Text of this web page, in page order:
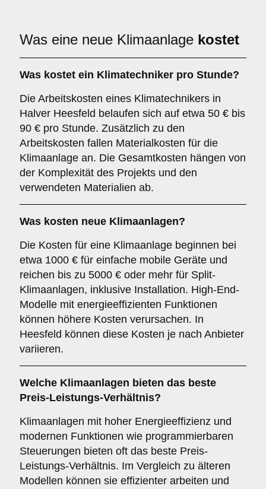
Was eine neue Klimaanlage kostet
Was kostet ein Klimatechniker pro Stunde?
Die Arbeitskosten eines Klimatechnikers in
Halver Heesfeld belaufen sich auf etwa 50 € bis
90 € pro Stunde. Zusätzlich zu den
Arbeitskosten fallen Materialkosten für die
Klimaanlage an. Die Gesamtkosten hängen von
der Komplexität des Projekts und den
verwendeten Materialien ab.
Was kosten neue Klimaanlagen?
Die Kosten für eine Klimaanlage beginnen bei
etwa 1000 € für einfache mobile Geräte und
reichen bis zu 5000 € oder mehr für Split-
Klimaanlagen, inklusive Installation. High-End-
Modelle mit energieeffizienten Funktionen
können höhere Kosten verursachen. In
Heesfeld können diese Kosten je nach Anbieter
variieren.
Welche Klimaanlagen bieten das beste
Preis-Leistungs-Verhältnis?
Klimaanlagen mit hoher Energieeffizienz und
modernen Funktionen wie programmierbaren
Steuerungen bieten oft das beste Preis-
Leistungs-Verhältnis. Im Vergleich zu älteren
Modellen können sie effizienter arbeiten und